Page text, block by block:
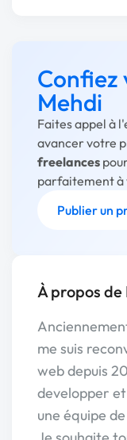
Confiez
Mehdi
Faites appel à
avancer votre
freelances
parfaitement à
Publier un
À propos de
me suis
web depuis
developper
une équipe